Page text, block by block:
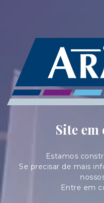
Site
Estamos
Se precisar de mais
Entre em